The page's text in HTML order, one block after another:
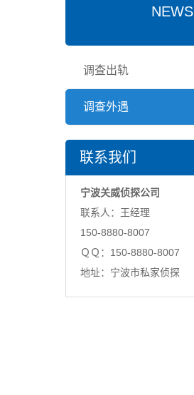
NEWS
调查出轨
调查外遇
联系我们
宁波关威侦探公司
联系人：王经理
150-8880-8007
ＱＱ：150-8880-8007
地址：宁波市私家侦探